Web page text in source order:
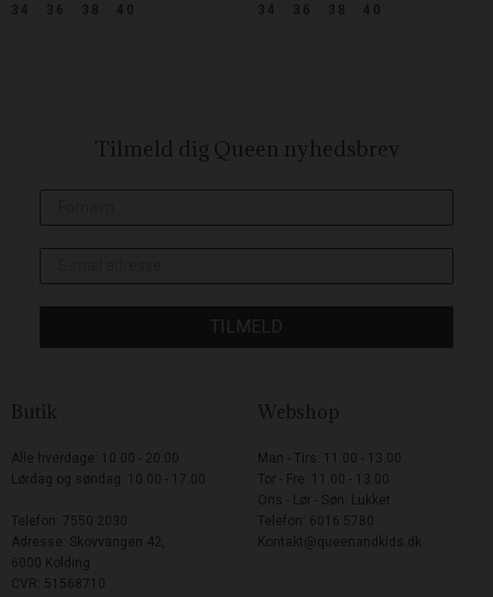
34 36 38 40 34 36 38 40
Tilmeld dig Queen nyhedsbrev
TILMELD
Butik
Alle hverdage: 10.00 - 20.00
Lørdag og søndag: 10.00 - 17.00
Telefon: 7550 2030
Adresse: Skovvangen 42,
6000 Kolding
CVR: 51568710
Webshop
Man - Tirs: 11.00 - 13.00
Tor - Fre: 11.00 - 13.00
Ons - Lør - Søn: Lukket
Telefon: 6016 5780
Kontakt@queenandkids.dk